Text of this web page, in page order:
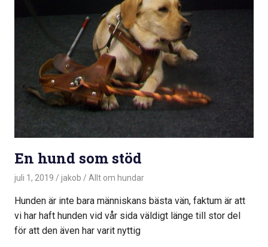
En hund som stöd
juli 1, 2019 jakob Allt om hundar
Hunden är inte bara människans bästa vän, faktum är att
vi har haft hunden vid vår sida väldigt länge till stor del
för att den även har varit nyttig